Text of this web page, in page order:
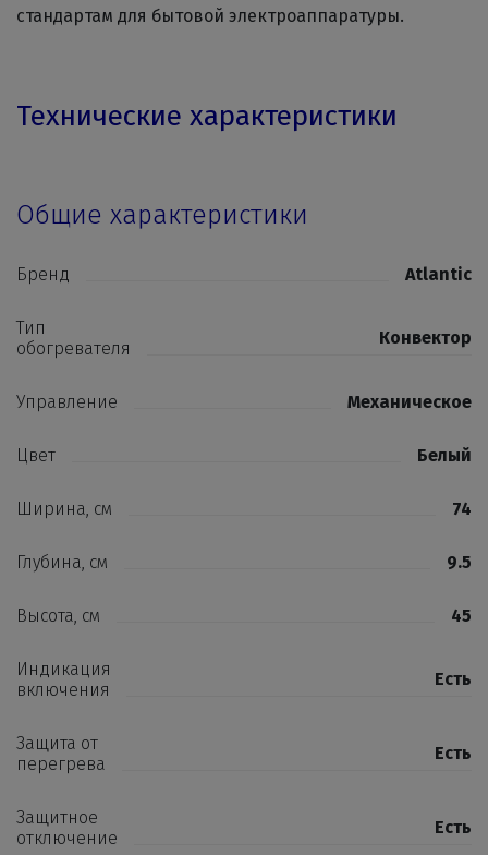
стандартам для бытовой электроаппаратуры.
Технические характеристики
Общие характеристики
Бренд Atlantic
Тип
обогревателя
Конвектор
Управление Механическое
Цвет Белый
Ширина, см 74
Глубина, см 9.5
Высота, см 45
Индикация
включения
Есть
Защита от
перегрева
Есть
Защитное
отключение
Есть